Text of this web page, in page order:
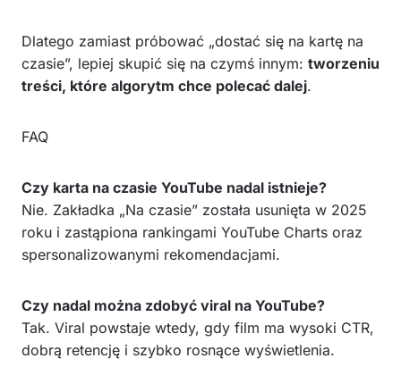
Dlatego zamiast próbować „dostać się na kartę na
czasie”, lepiej skupić się na czymś innym: tworzeniu
treści, które algorytm chce polecać dalej.
FAQ
Czy karta na czasie YouTube nadal istnieje?
Nie. Zakładka „Na czasie” została usunięta w 2025
roku i zastąpiona rankingami YouTube Charts oraz
spersonalizowanymi rekomendacjami.
Czy nadal można zdobyć viral na YouTube?
Tak. Viral powstaje wtedy, gdy film ma wysoki CTR,
dobrą retencję i szybko rosnące wyświetlenia.